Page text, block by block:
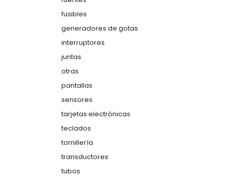
fusibles
generadores de gotas
interruptores
juntas
otras
pantallas
sensores
tarjetas electrónicas
teclados
tornillería
transductores
tubos